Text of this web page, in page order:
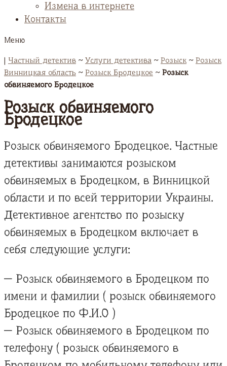
Измена в интернете
Контакты
Меню
| Частный детектив ~ Услуги детектива ~ Розыск~ Розыск
Винницкая область ~ Розыск Бродецкое ~ Розыск
обвиняемого Бродецкое
Розыск обвиняемого
Бродецкое
Розыск обвиняемого Бродецкое. Частные
детективы занимаются розыском
обвиняемых в Бродецком, в Винницкой
области и по всей территории Украины.
Детективное агентство по розыску
обвиняемых в Бродецком включает в
себя следующие услуги:
— Розыск обвиняемого в Бродецком по
имени и фамилии ( розыск обвиняемого
Бродецкое по Ф.И.О )
— Розыск обвиняемого в Бродецком по
телефону ( розыск обвиняемого в